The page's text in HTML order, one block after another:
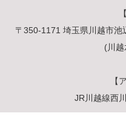
〒350-1171 埼玉県川越市池
(川越
【
JR川越線西